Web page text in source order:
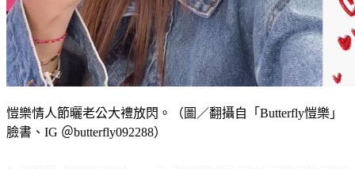
臉書、IG ＠butterfly092288）